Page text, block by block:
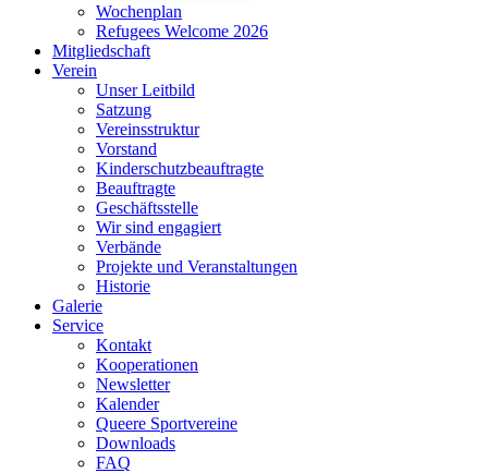
Wochenplan
Refugees Welcome 2026
Mitgliedschaft
Verein
Unser Leitbild
Satzung
Vereinsstruktur
Vorstand
Kinderschutzbeauftragte
Beauftragte
Geschäftsstelle
Wir sind engagiert
Verbände
Projekte und Veranstaltungen
Historie
Galerie
Service
Kontakt
Kooperationen
Newsletter
Kalender
Queere Sportvereine
Downloads
FAQ